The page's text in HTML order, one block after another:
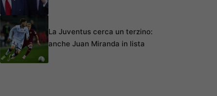
La Juventus cerca un terzino:
anche Juan Miranda in lista